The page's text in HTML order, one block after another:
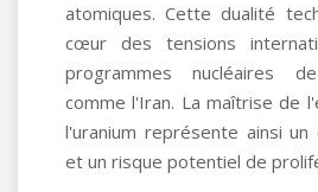
atomiques. Cette dualité
cœur des tensions
programmes nucléaires
comme l'Iran. La maîtrise de
l'uranium représente ainsi
et un risque potentiel de